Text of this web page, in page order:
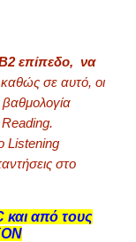
επίπεδο, να
καθώς σε αυτό, οι
Listening
στο
από τους